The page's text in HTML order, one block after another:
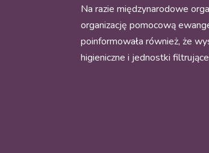
Na razie międzynarodowe
organizację pomocową
poinformowała również, że
higieniczne i jednostki